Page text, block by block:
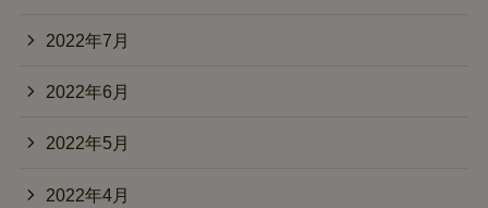
2022年7月
2022年6月
2022年5月
2022年4月